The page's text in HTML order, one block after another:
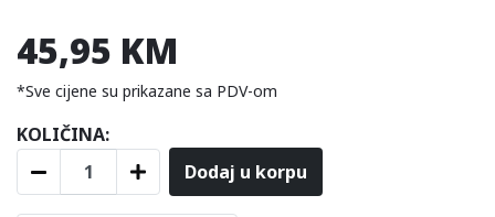
45,95 KM
*Sve cijene su prikazane sa PDV-om
KOLIČINA:
Dodaj u korpu